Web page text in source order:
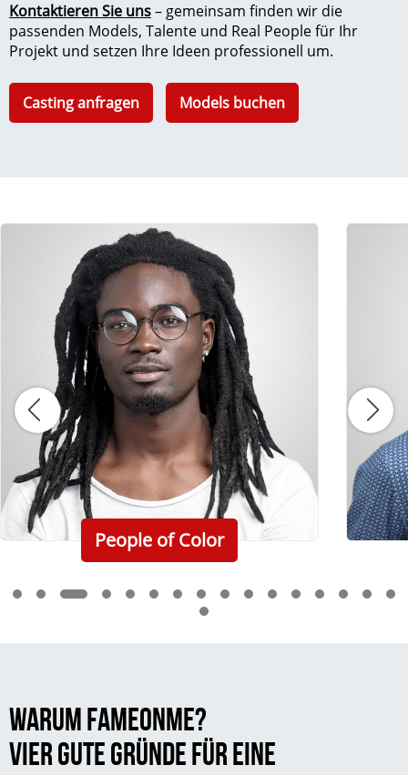
Kontaktieren Sie uns– gemeinsam finden wir die
passenden Models, Talente und Real People für Ihr
Projekt und setzen Ihre Ideen professionell um.
Casting anfragen Models buchen
People of Color
WARUM FAMEONME?
VIER GUTE GRÜNDE FÜR EINE